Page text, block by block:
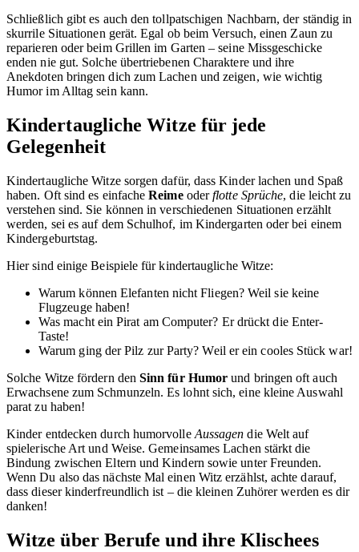
Schließlich gibt es auch den tollpatschigen Nachbarn, der ständig in
skurrile Situationen gerät. Egal ob beim Versuch, einen Zaun zu
reparieren oder beim Grillen im Garten – seine Missgeschicke
enden nie gut. Solche übertriebenen Charaktere und ihre
Anekdoten bringen dich zum Lachen und zeigen, wie wichtig
Humor im Alltag sein kann.
Kindertaugliche Witze für jede
Gelegenheit
Kindertaugliche Witze sorgen dafür, dass Kinder lachen und Spaß
haben. Oft sind es einfacheReimeoderflotte Sprüche, die leicht zu
verstehen sind. Sie können in verschiedenen Situationen erzählt
werden, sei es auf dem Schulhof, im Kindergarten oder bei einem
Kindergeburtstag.
Hier sind einige Beispiele für kindertaugliche Witze:
Warum können Elefanten nicht Fliegen? Weil sie keine
Flugzeuge haben!
Was macht ein Pirat am Computer? Er drückt die Enter-
Taste!
Warum ging der Pilz zur Party? Weil er ein cooles Stück war!
Solche Witze fördern den Sinn für Humor und bringen oft auch
Erwachsene zum Schmunzeln. Es lohnt sich, eine kleine Auswahl
parat zu haben!
Kinder entdecken durch humorvolle Aussagen die Welt auf
spielerische Art und Weise. Gemeinsames Lachen stärkt die
Bindung zwischen Eltern und Kindern sowie unter Freunden.
Wenn Du also das nächste Mal einen Witz erzählst, achte darauf,
dass dieser kinderfreundlich ist – die kleinen Zuhörer werden es dir
danken!
Witze über Berufe und ihre Klischees